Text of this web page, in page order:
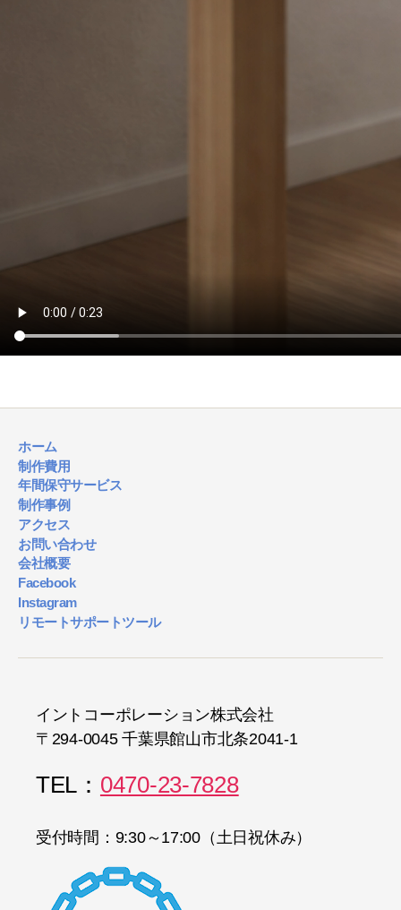
ホーム
制作費用
年間保守サービス
制作事例
アクセス
お問い合わせ
会社概要
Facebook
Instagram
リモートサポートツール
イントコーポレーション株式会社
〒294-0045 千葉県館山市北条2041-1
TEL： 0470-23-7828
受付時間：9:30～17:00（土日祝休み）